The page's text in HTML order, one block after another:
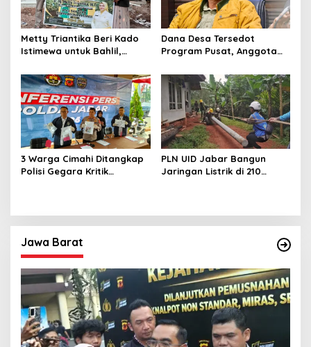
Metty Triantika Beri Kado
Istimewa untuk Bahlil,
Bangun Rumah untuk
Lansia
Dana Desa Tersedot
Program Pusat, Anggota
Pemprov Realisasikan
‘Desa Diurus Kota Ditata’
3 Warga Cimahi Ditangkap
Polisi Gegara Kritik
PLN UID Jabar Bangun
Jaringan Listrik di 210
Jawa Barat